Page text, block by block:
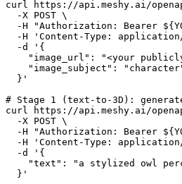
curl
https://api.meshy.ai/
-X POST \
-H
"Authorization: Bearer
-H
'Content-Type:
-d
'{
"image_url": "<your
"image_subject":
  }'
# Stage 1 (text-to-3D):
curl
https://api.meshy.ai/
-X POST \
-H
"Authorization: Bearer
-H
'Content-Type:
-d
'{
"text": "a stylized owl
  }'